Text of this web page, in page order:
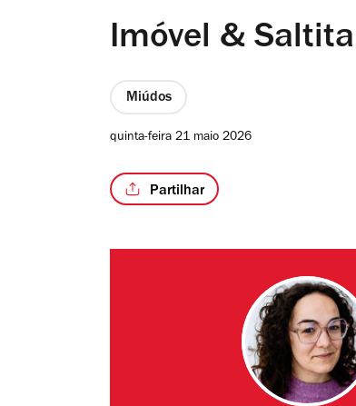
Imóvel &
Miúdos
quinta-feira 21 maio 2026
Partilhar